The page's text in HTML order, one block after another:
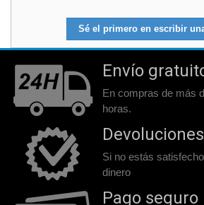
Sé el primero en escribir
Envío
En compras de más
horas.
Si no estás
dinero
Pago seguro